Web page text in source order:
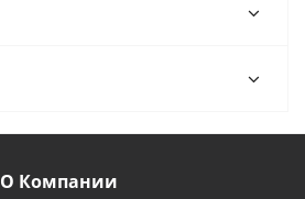
О Компании